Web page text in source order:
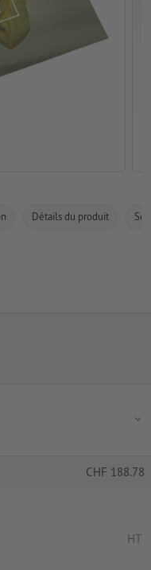
Détails du produit
CHF 188.78
HT